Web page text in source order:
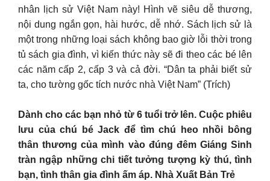
nhân lịch sử Việt Nam này! Hình vẽ siêu dễ thương,
nội dung ngắn gọn, hài hước, dễ nhớ. Sách lịch sử là
một trong những loại sách không bao giờ lỗi thời trong
tủ sách gia đình, vì kiến thức này sẽ đi theo các bé lên
các năm cấp 2, cấp 3 và cả đời. “Dân ta phải biết sử
ta, cho tường gốc tích nước nhà Việt Nam” (Trích)
Dành cho các bạn nhỏ từ 6 tuổi trở lên. Cuộc phiêu
lưu của chú bé Jack để tìm chú heo nhồi bông
thân thương của mình vào đúng đêm Giáng Sinh
tràn ngập những chi tiết tưởng tượng kỳ thú, tình
bạn, tình thân gia đình ấm áp. Nhà Xuất Bản Trẻ